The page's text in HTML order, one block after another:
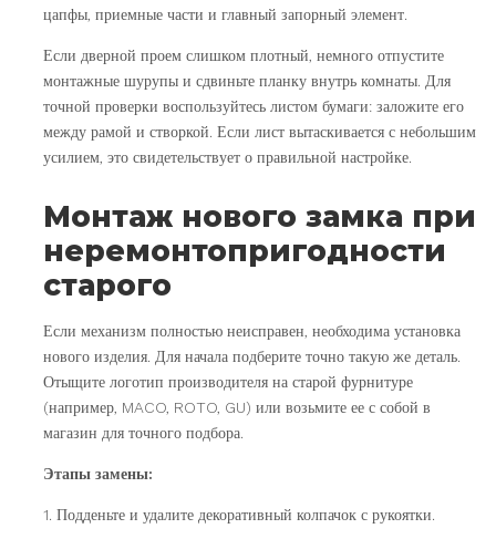
цапфы, приемные части и главный запорный элемент.
Если дверной проем слишком плотный, немного отпустите
монтажные шурупы и сдвиньте планку внутрь комнаты. Для
точной проверки воспользуйтесь листом бумаги: заложите его
между рамой и створкой. Если лист вытаскивается с небольшим
усилием, это свидетельствует о правильной настройке.
Монтаж нового замка при
неремонтопригодности
старого
Если механизм полностью неисправен, необходима установка
нового изделия. Для начала подберите точно такую же деталь.
Отыщите логотип производителя на старой фурнитуре
(например, MACO, ROTO, GU) или возьмите ее с собой в
магазин для точного подбора.
Этапы замены:
1. Подденьте и удалите декоративный колпачок с рукоятки.